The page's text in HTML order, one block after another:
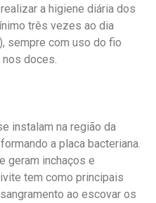
a higiene diária dos
três vezes ao dia
sempre com uso do fio
doces.
instalam na região da
a placa bacteriana.
geram inchaços e
tem como principais
ao escovar os